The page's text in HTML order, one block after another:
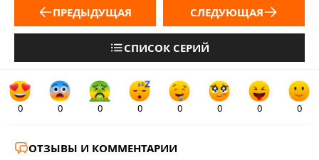
ПРЕДЫДУЩАЯ
СПИСОК СЕРИЙ
СЛЕДУЮЩАЯ
0 0 0 0 0 0 0 0
ОТЗЫВЫ И КОММЕНТАРИИ